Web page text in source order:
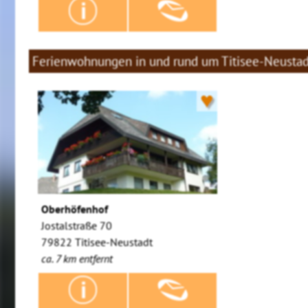
Ferienwohnungen in und rund um Titisee-
♥
Oberhöfenhof
Jostalstraße 70
79822 Titisee-Neustadt
ca. 7 km entfernt